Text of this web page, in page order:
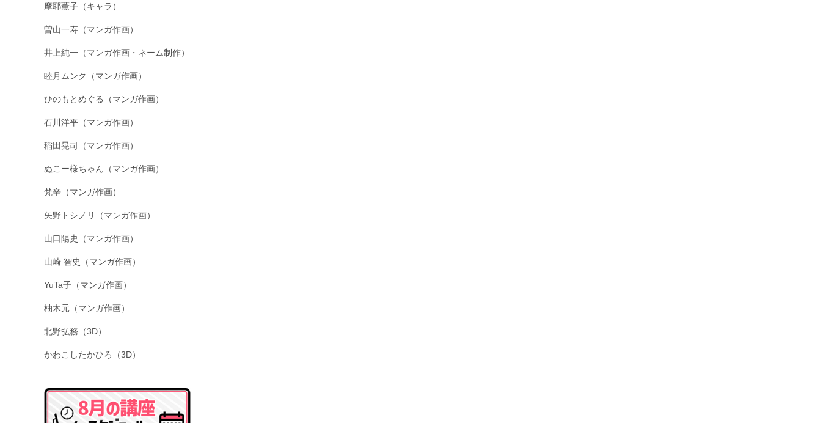
摩耶薫子（キャラ）
曽山一寿（マンガ作画）
井上純一（マンガ作画・ネーム制作）
睦月ムンク（マンガ作画）
ひのもとめぐる（マンガ作画）
石川洋平（マンガ作画）
稲田晃司（マンガ作画）
ぬこー様ちゃん（マンガ作画）
梵辛（マンガ作画）
矢野トシノリ（マンガ作画）
山口陽史（マンガ作画）
山崎 智史（マンガ作画）
YuTa子（マンガ作画）
柚木元（マンガ作画）
北野弘務（3D）
かわこしたかひろ（3D）